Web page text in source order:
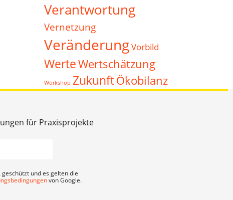
Verantwortung
Vernetzung
VeränderungVorbild
WerteWertschätzung
Workshop ZukunftÖkobilanz
für Praxisprojekte
geschützt und es gelten die
von Google.